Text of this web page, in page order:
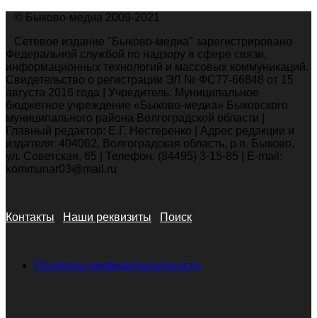
© Быково-медиа 2009-2021
Сетевое издание "Быково-медиа" зарегистрировано
Федеральной службой по надзору в сфере связи,
информационных технологий и массовых коммуникаций.
Свидетельство о регистрации ЭЛ № ФС77-66848 от 15
августа 2016 года | Учредитель: Муниципальное
бюджетное учреждение «Быково-медиа» Быковского
муниципального района Волгоградской области |
Главный редактор: Е.Г. Нестеренко | Адрес редакции и
издателя: 404062, Волгоградская область, р.п. Быково,
ул. Советская, 65 | Телефон: (84495) 3-15-85 | E-mail:
kommunar03@mail.ru
Контакты Наши реквизиты Поиск
Политика конфиденциальности